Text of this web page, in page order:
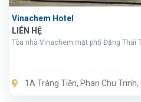
Vinachem Hotel
LIÊN HỆ
Tòa nhà Vinachem mặt phố Đặng Thái
1A Tràng Tiền, Phan Chu Trinh,